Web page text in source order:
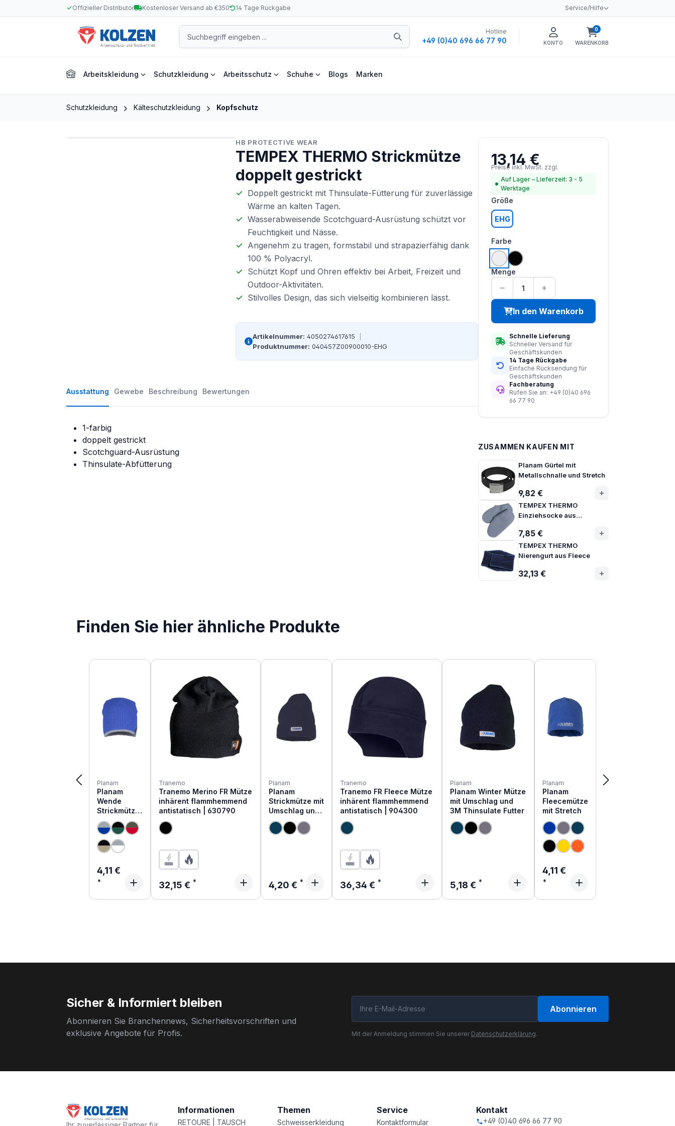
Hauptinhalt springen
Zur Suche springen
Zur Hauptnavigation springen
Offizieller Distributor Kostenloser Versand ab €350 14 Tage Rückgabe Service/Hilfe
Hotline
+49 (0)40 696 66 77 90 KONTO
0
WARENKORB
Warenkorb enthält
Arbeitskleidung Schutzkleidung Arbeitsschutz Schuhe Blogs Marken
Schutzkleidung Kälteschutzkleidung Kopfschutz
HB PROTECTIVE WEAR
TEMPEX THERMO Strickmütze
doppelt gestrickt
Doppelt gestrickt mit Thinsulate-Fütterung für zuverlässige
Wärme an kalten Tagen.
Wasserabweisende Scotchguard-Ausrüstung schützt vor
Feuchtigkeit und Nässe.
Angenehm zu tragen, formstabil und strapazierfähig dank
100 % Polyacryl.
Schützt Kopf und Ohren effektiv bei Arbeit, Freizeit und
Outdoor-Aktivitäten.
Stilvolles Design, das sich vielseitig kombinieren lässt.
Artikelnummer: 4050274617615
Produktnummer: 040457Z00900010-EHG
Ausstattung Gewebe Beschreibung Bewertungen
1-farbig
doppelt gestrickt
Scotchguard-Ausrüstung
Thinsulate-Abfütterung
Regulärer Preis:
13,14 €
Preise inkl. MwSt. zzgl.
Versandkosten
Auf Lager – Lieferzeit: 3 - 5
Werktage
Größe
EHG
Farbe
weissschwarz
Menge
In den Warenkorb
Schnelle Lieferung
Schneller Versand für
Geschäftskunden
14 Tage Rückgabe
Einfache Rücksendung für
Geschäftskunden
Fachberatung
Rufen Sie an: +49 (0)40 696
66 77 90
ZUSAMMEN KAUFEN MIT
Planam Gürtel mit
Metallschnalle und Stretch
9,82 €
TEMPEX THERMO
Einziehsocke aus
7,85 €
TEMPEX THERMO
Nierengurt aus Fleece
32,13 €
Finden Sie hier ähnliche Produkte
Produktgalerie überspringen
Planam
Planam
Wende
Strickmütze
2-farbig
Regulärer Preis:
4,11 €
Tranemo
Tranemo Merino FR Mütze
inhärent flammhemmend
antistatisch | 630790
Regulärer Preis:
32,15 €
Planam
Planam
Strickmütze mit
Umschlag und
Stretch
Regulärer Preis:
4,20 €
Tranemo
Tranemo FR Fleece Mütze
inhärent flammhemmend
antistatisch | 904300
Regulärer Preis:
36,34 €
Planam
Planam Winter Mütze
mit Umschlag und
3M Thinsulate Futter
Regulärer Preis:
5,18 €
Planam
Planam
Fleecemütze
mit Stretch
Regulärer Preis:
4,11 €
Sicher & Informiert bleiben
Abonnieren Sie Branchennews, Sicherheitsvorschriften und
exklusive Angebote für Profis.
Abonnieren
Mit der Anmeldung stimmen Sie unserer Datenschutzerklärung.
Informationen
RETOURE | TAUSCH
Themen
Schweisserkleidung
Service
Kontaktformular
Kontakt
+49 (0)40 696 66 77 90